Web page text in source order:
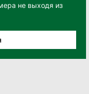
не выходя из